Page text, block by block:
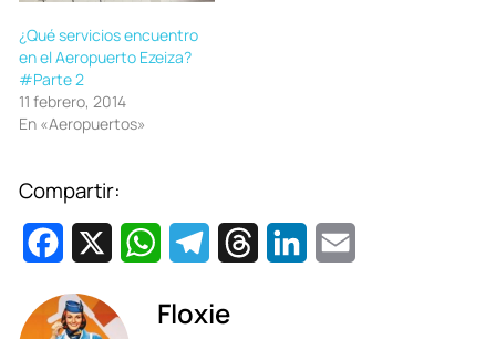
¿Qué servicios encuentro
en el Aeropuerto Ezeiza?
#Parte 2
11 febrero, 2014
En «Aeropuertos»
Compartir:
c
W
a
l
Floxie